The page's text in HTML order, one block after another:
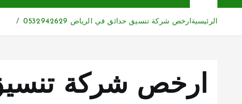
الرئيسيةارخص شركة تنسيق حدائق في الرياض 0532942629
ارخص شركة